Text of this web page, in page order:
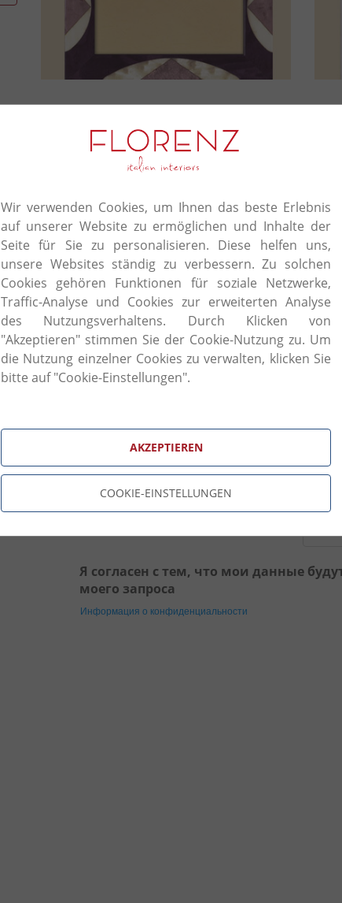
Инкрустированные рамки
Высокий выбор высококачественных
использованием техники инкрустации и
Компания занимает лидирующую позицию в
Продукцию Natalini Вы можете заказать или
Вене, по адресу: Prinz Eugen Strasse 28, 1040
в наличии, мы поможем Вам разместить
отправив нам сообщение на нашем сайте.
всему миру!
бланк
Я согласен с тем, что мои данные
моего запроса
Информация о конфиденциальности
Wir verwenden Cookies, um Ihnen das beste Erlebnis
auf unserer Website zu ermöglichen und Inhalte der
Seite für Sie zu personalisieren. Diese helfen uns,
unsere Websites ständig zu verbessern. Zu solchen
Cookies gehören Funktionen für soziale Netzwerke,
Traffic-Analyse und Cookies zur erweiterten Analyse
des Nutzungsverhaltens. Durch Klicken von
"Akzeptieren" stimmen Sie der Cookie-Nutzung zu. Um
die Nutzung einzelner Cookies zu verwalten, klicken Sie
bitte auf "Cookie-Einstellungen".
AKZEPTIEREN
COOKIE-EINSTELLUNGEN